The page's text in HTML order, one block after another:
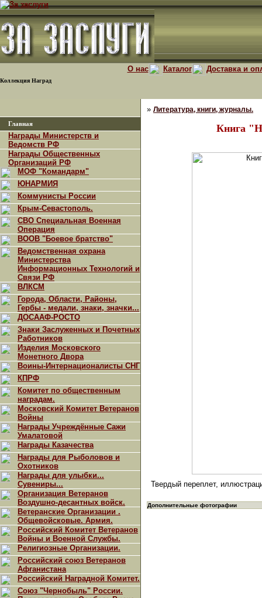
Коллекция Наград
О нас Каталог Доставка и
Главная
Награды Министерств и
Ведомств РФ
Награды Общественных
Организаций РФ
МОФ "Командарм"
ЮНАРМИЯ
Коммунисты России
Крым-Севастополь.
СВО Специальная Военная
Операция
ВООВ "Боевое братство"
Ведомственная охрана
Министерства
Информационных Технологий и
Связи РФ
ВЛКСМ
Города, Области, Районы,
Гербы - медали, знаки, значки...
ДОСААФ-РОСТО
Знаки Заслуженных и Почетных
Работников
Изделия Московского
Монетного Двора
Воины-Интернационалисты СНГ
КПРФ
Комитет по общественным
наградам.
Московский Комитет Ветеранов
Войны
Награды Учреждённые Сажи
Умалатовой
Награды Казачества
Награды для Рыболовов и
Охотников
Награды для улыбки...
Сувениры...
Организация Ветеранов
Воздушно-десантных войск.
Ветеранские Организации .
Общевойсковые. Армия.
Российский Комитет Ветеранов
Войны и Военной Службы.
Религиозные Организации.
Российский союз Ветеранов
Афганистана
Российский Наградной Комитет.
Союз "Чернобыль" России.
» Литература, книги, журналы.
Книга
Твердый переплет,
Дополнительные фотографии